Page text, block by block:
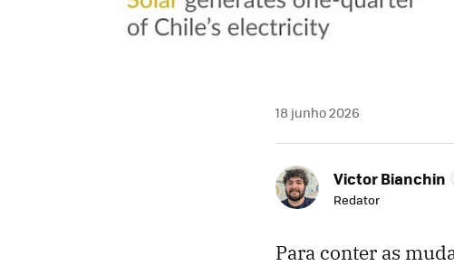
18 junho 2026
Victor Bianchin
Redator
Para conter as